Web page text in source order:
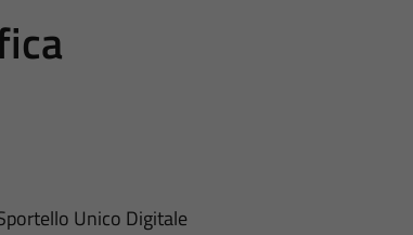
Unico Digitale